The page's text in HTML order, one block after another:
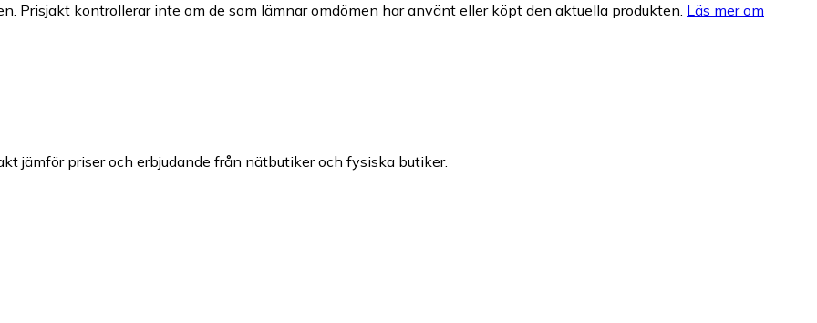
Prisjakt kontrollerar inte om de som lämnar omdömen har använt eller köpt den aktuella produkten. Läs mer om
jämför priser och erbjudande från nätbutiker och fysiska butiker.